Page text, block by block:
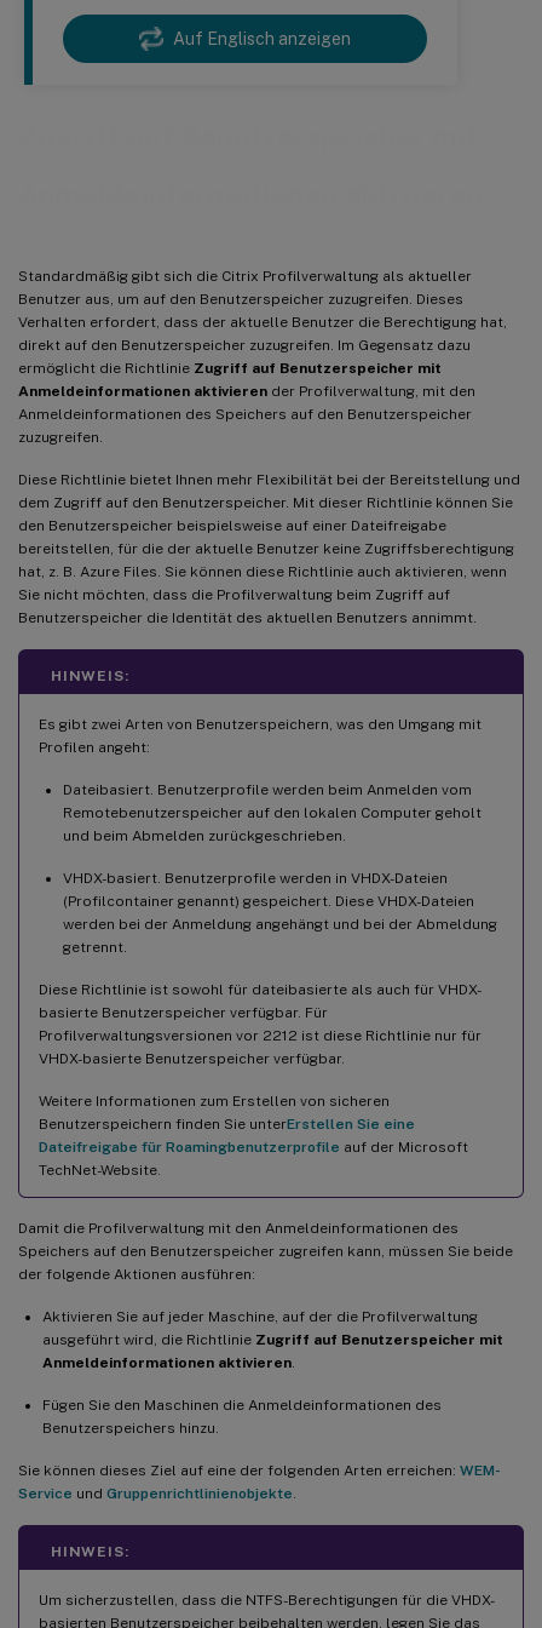
Auf Englisch anzeigen
Standardmäßig gibt sich die Citrix Profilverwaltung als aktueller
Benutzer aus, um auf den Benutzerspeicher zuzugreifen. Dieses
Verhalten erfordert, dass der aktuelle Benutzer die Berechtigung hat,
direkt auf den Benutzerspeicher zuzugreifen. Im Gegensatz dazu
ermöglicht die Richtlinie Zugriff auf Benutzerspeicher mit
Anmeldeinformationen aktivieren der Profilverwaltung, mit den
Anmeldeinformationen des Speichers auf den Benutzerspeicher
zuzugreifen.
Diese Richtlinie bietet Ihnen mehr Flexibilität bei der Bereitstellung und
dem Zugriff auf den Benutzerspeicher. Mit dieser Richtlinie können Sie
den Benutzerspeicher beispielsweise auf einer Dateifreigabe
bereitstellen, für die der aktuelle Benutzer keine Zugriffsberechtigung
hat, z. B. Azure Files. Sie können diese Richtlinie auch aktivieren, wenn
Sie nicht möchten, dass die Profilverwaltung beim Zugriff auf
Benutzerspeicher die Identität des aktuellen Benutzers annimmt.
HINWEIS:
Es gibt zwei Arten von Benutzerspeichern, was den Umgang mit
Profilen angeht:
Dateibasiert. Benutzerprofile werden beim Anmelden vom
Remotebenutzerspeicher auf den lokalen Computer geholt
und beim Abmelden zurückgeschrieben.
VHDX-basiert. Benutzerprofile werden in VHDX-Dateien
(Profilcontainer genannt) gespeichert. Diese VHDX-Dateien
werden bei der Anmeldung angehängt und bei der Abmeldung
getrennt.
Diese Richtlinie ist sowohl für dateibasierte als auch für VHDX-
basierte Benutzerspeicher verfügbar. Für
Profilverwaltungsversionen vor 2212 ist diese Richtlinie nur für
VHDX-basierte Benutzerspeicher verfügbar.
Weitere Informationen zum Erstellen von sicheren
Benutzerspeichern finden Sie unterErstellen Sie eine
Dateifreigabe für Roamingbenutzerprofile auf der Microsoft
TechNet-Website.
Damit die Profilverwaltung mit den Anmeldeinformationen des
Speichers auf den Benutzerspeicher zugreifen kann, müssen Sie beide
der folgende Aktionen ausführen:
Aktivieren Sie auf jeder Maschine, auf der die Profilverwaltung
ausgeführt wird, die Richtlinie Zugriff auf Benutzerspeicher mit
Anmeldeinformationen aktivieren
Fügen Sie den Maschinen die Anmeldeinformationen des
Benutzerspeichers hinzu.
Sie können dieses Ziel auf eine der folgenden Arten erreichen: WEM-
Service und Gruppenrichtlinienobjekte
HINWEIS:
Um sicherzustellen, dass die NTFS-Berechtigungen für die VHDX-
basierten Benutzerspeicher beibehalten werden, legen Sie das